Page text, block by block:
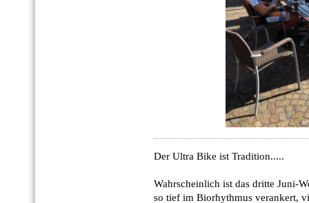
Der Ultra Bike ist Tradition.....
Wahrscheinlich ist das dritte Juni-
so tief im Biorhythmus verankert,